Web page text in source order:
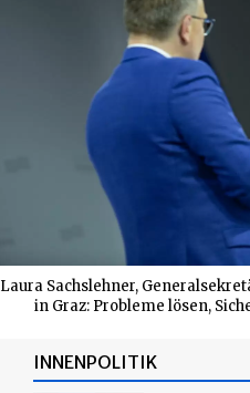
Laura Sachslehner,
in Graz: Probleme lösen,
INNENPOLITIK